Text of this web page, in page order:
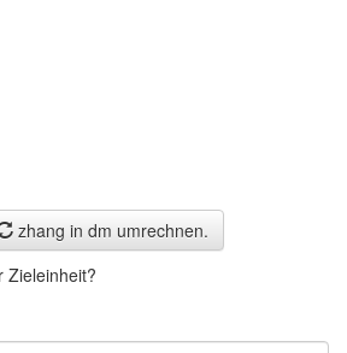
zhang in dm umrechnen.
Zieleinheit?